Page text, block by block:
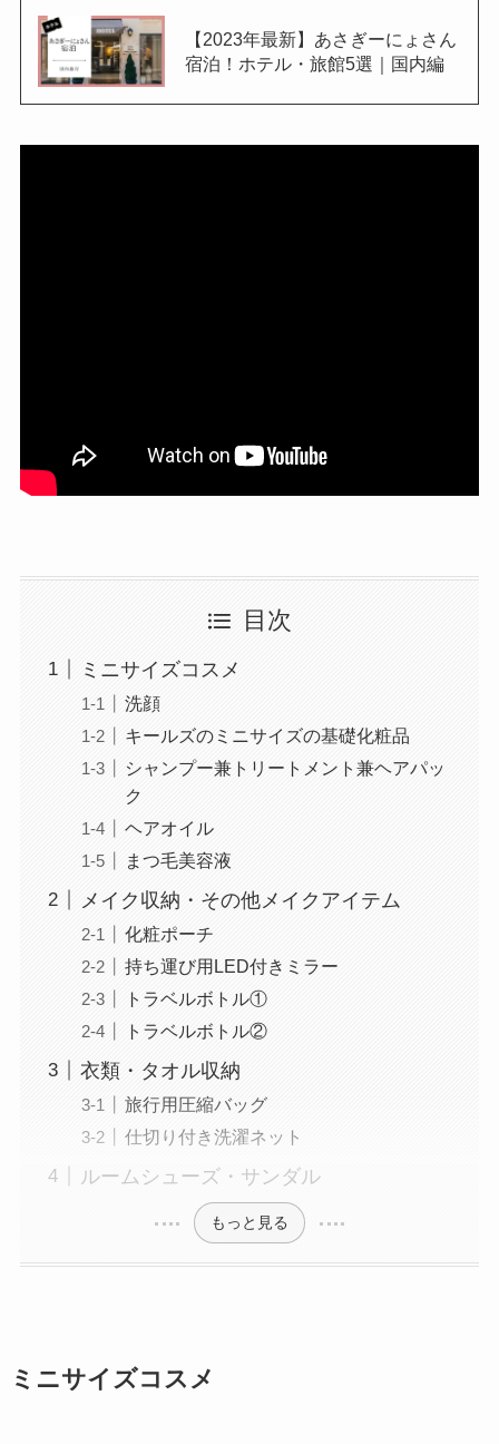
【2023年最新】あさぎーにょさん
宿泊！ホテル・旅館5選｜国内編
目次
ミニサイズコスメ
洗顔
キールズのミニサイズの基礎化粧品
シャンプー兼トリートメント兼ヘアパッ
ク
ヘアオイル
まつ毛美容液
メイク収納・その他メイクアイテム
化粧ポーチ
持ち運び用LED付きミラー
トラベルボトル①
トラベルボトル②
衣類・タオル収納
旅行用圧縮バッグ
仕切り付き洗濯ネット
ルームシューズ・サンダル
もっと見る
ミニサイズコスメ